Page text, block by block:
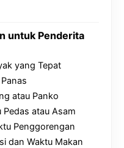
untuk Penderita
yang Tepat
atau Panko
Pedas atau Asam
Penggorengan
dan Waktu Makan